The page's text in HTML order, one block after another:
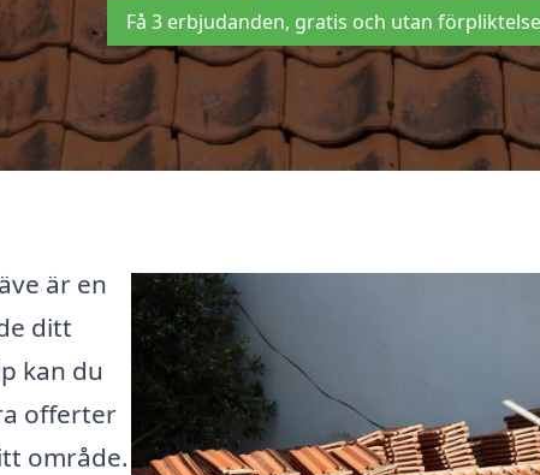
Få 3 erbjudanden, gratis och utan
är en
ditt
kan du
offerter
område.